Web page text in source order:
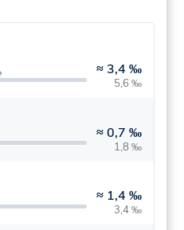
≈ 3,4 ‰
5,6 ‰
≈0,7 ‰
1,8 ‰
≈ 1,4 ‰
3,4 ‰